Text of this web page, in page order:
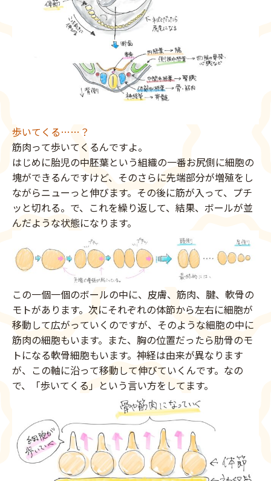
歩いてくる……？
筋肉って歩いてくるんですよ。
はじめに胎児の中胚葉という組織の一番お尻側に細胞の
塊ができるんですけど、そのさらに先端部分が増殖をし
ながらニューっと伸びます。その後に筋が入って、プチ
ッと切れる。で、これを繰り返して、結果、ボールが並
んだような状態になります。
この一個一個のボールの中に、皮膚、筋肉、腱、軟骨の
モトがあります。次にそれぞれの体節から左右に細胞が
移動して広がっていくのですが、そのような細胞の中に
筋肉の細胞もいます。また、胸の位置だったら肋骨のモ
トになる軟骨細胞もいます。神経は由来が異なります
が、この軸に沿って移動して伸びていくんです。なの
で、「歩いてくる」という言い方をしてます。